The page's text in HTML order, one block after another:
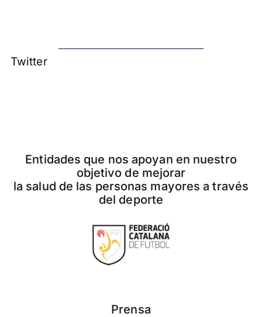
Twitter
Entidades que nos apoyan en nuestro
objetivo de mejorar
la salud de las personas mayores a través
del deporte
Prensa